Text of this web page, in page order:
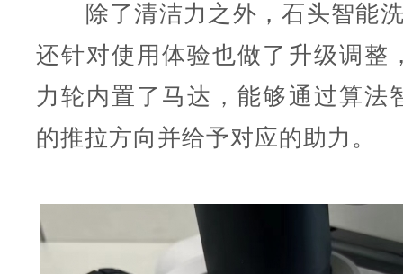
除了清洁力之外，石头智能洗
还针对使用体验也做了升级调整
力轮内置了马达，能够通过算法
的推拉方向并给予对应的助力。